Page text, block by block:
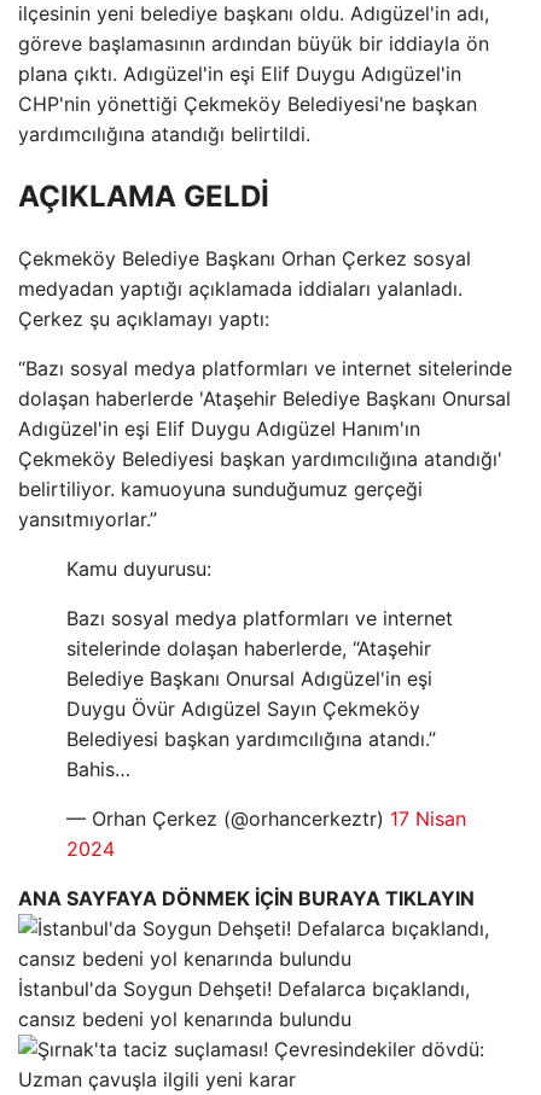
ilçesinin yeni belediye başkanı oldu. Adıgüzel'in adı,
göreve başlamasının ardından büyük bir iddiayla ön
plana çıktı. Adıgüzel'in eşi Elif Duygu Adıgüzel'in
CHP'nin yönettiği Çekmeköy Belediyesi'ne başkan
yardımcılığına atandığı belirtildi.
AÇIKLAMA GELDİ
Çekmeköy Belediye Başkanı Orhan Çerkez sosyal
medyadan yaptığı açıklamada iddiaları yalanladı.
Çerkez şu açıklamayı yaptı:
“Bazı sosyal medya platformları ve internet sitelerinde
dolaşan haberlerde 'Ataşehir Belediye Başkanı Onursal
Adıgüzel'in eşi Elif Duygu Adıgüzel Hanım'ın
Çekmeköy Belediyesi başkan yardımcılığına atandığı'
belirtiliyor. kamuoyuna sunduğumuz gerçeği
yansıtmıyorlar.”
Kamu duyurusu:
Bazı sosyal medya platformları ve internet
sitelerinde dolaşan haberlerde, “Ataşehir
Belediye Başkanı Onursal Adıgüzel'in eşi
Duygu Övür Adıgüzel Sayın Çekmeköy
Belediyesi başkan yardımcılığına atandı.”
Bahis…
— Orhan Çerkez (@orhancerkeztr) 17 Nisan
2024
ANA SAYFAYA DÖNMEK İÇİN BURAYA TIKLAYIN
İstanbul'da Soygun Dehşeti! Defalarca bıçaklandı,
cansız bedeni yol kenarında bulundu